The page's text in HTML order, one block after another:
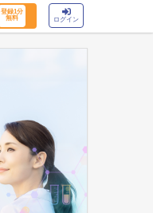
登録1分
無料
ログイン